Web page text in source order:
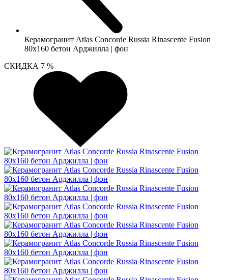
Керамогранит Atlas Concorde Russia Rinascente Fusion
80x160 бетон Арджилла | фон
СКИДКА 7 %